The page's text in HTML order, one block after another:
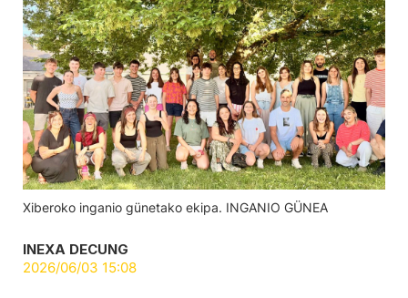
Xiberoko inganio günetako ekipa. INGANIO GÜNEA
INEXA DECUNG
2026/06/03 15:08